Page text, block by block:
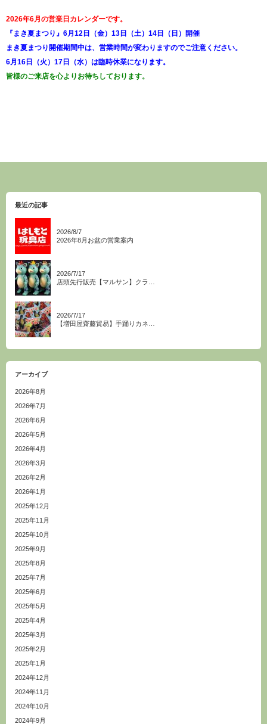
2026年6月の営業日カレンダーです。
『まき夏まつり』6月12日（金）13日（土）14日（日）開催
まき夏まつり開催期間中は、営業時間が変わりますのでご注意ください。
6月16日（火）17日（水）は臨時休業になります。
皆様のご来店を心よりお待ちしております。
最近の記事
2026/8/7
2026年8月お盆の営業案内
2026/7/17
店頭先行販売【マルサン】クラ…
2026/7/17
【増田屋齋藤貿易】手踊りカネ…
アーカイブ
2026年8月
2026年7月
2026年6月
2026年5月
2026年4月
2026年3月
2026年2月
2026年1月
2025年12月
2025年11月
2025年10月
2025年9月
2025年8月
2025年7月
2025年6月
2025年5月
2025年4月
2025年3月
2025年2月
2025年1月
2024年12月
2024年11月
2024年10月
2024年9月